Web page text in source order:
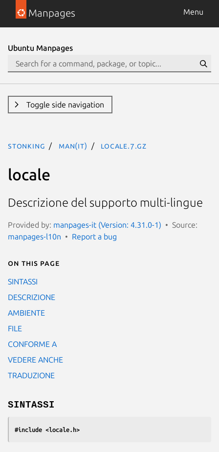
Manpages Menu
Ubuntu Manpages
Toggle side navigation
stonking man(it) locale.7.gz
locale
Descrizione del supporto multi-lingue
Provided by: manpages-it (Version: 4.31.0-1)
Source:
manpages-l10n
Report a bug
On this page
SINTASSI
DESCRIZIONE
AMBIENTE
FILE
CONFORME A
VEDERE ANCHE
TRADUZIONE
SINTASSI
#include <locale.h>